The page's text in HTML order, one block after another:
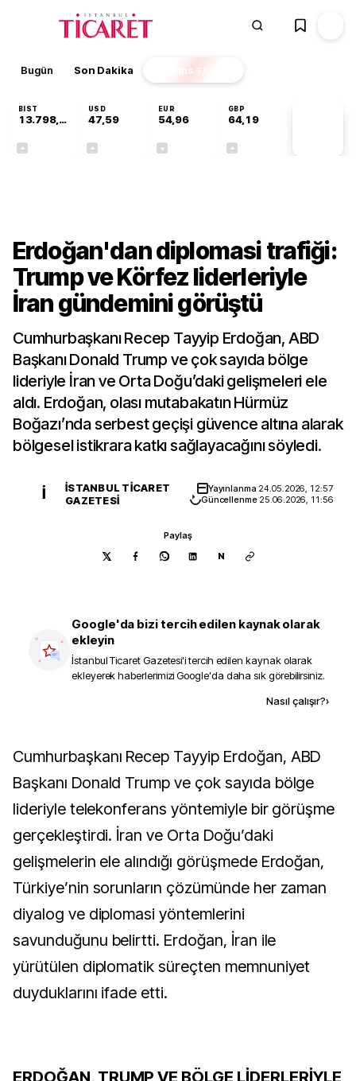
Bugün Son Dakika Finans EKSTRA
BIST
13.798,82
USD
47,59
EUR
54,96
GBP
64,19
Erdoğan'dan diplomasi trafiği:
Trump ve Körfez liderleriyle
İran gündemini görüştü
Cumhurbaşkanı Recep Tayyip Erdoğan, ABD
Başkanı Donald Trump ve çok sayıda bölge
lideriyle İran ve Orta Doğu’daki gelişmeleri ele
aldı. Erdoğan, olası mutabakatın Hürmüz
Boğazı’nda serbest geçişi güvence altına alarak
bölgesel istikrara katkı sağlayacağını söyledi.
İ
İSTANBUL TICARET
GAZETESI
Yayınlanma 24.05.2026, 12:57
Güncellenme 25.06.2026, 11:56
Paylaş
N
Google'da bizi tercih edilen kaynak olarak
ekleyin
İstanbul Ticaret Gazetesi'i tercih edilen kaynak olarak
ekleyerek haberlerimizi Google'da daha sık görebilirsiniz.
Nasıl çalışır?›
Cumhurbaşkanı Recep Tayyip Erdoğan, ABD
Başkanı Donald Trump ve çok sayıda bölge
lideriyle telekonferans yöntemiyle bir görüşme
gerçekleştirdi. İran ve Orta Doğu’daki
gelişmelerin ele alındığı görüşmede Erdoğan,
Türkiye’nin sorunların çözümünde her zaman
diyalog ve diplomasi yöntemlerini
savunduğunu belirtti. Erdoğan, İran ile
yürütülen diplomatik süreçten memnuniyet
duyduklarını ifade etti.
ERDOĞAN, TRUMP VE BÖLGE LİDERLERİYLE